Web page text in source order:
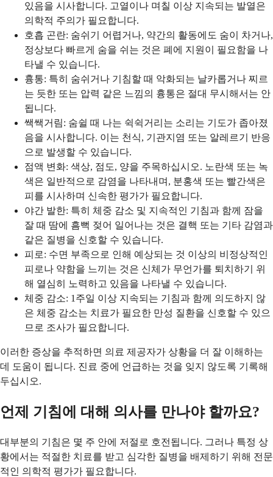
있음을 시사합니다. 고열이나 며칠 이상 지속되는 발열은
의학적 주의가 필요합니다.
호흡 곤란: 숨쉬기 어렵거나, 약간의 활동에도 숨이 차거나,
정상보다 빠르게 숨을 쉬는 것은 폐에 지원이 필요함을 나
타낼 수 있습니다.
흉통: 특히 숨쉬거나 기침할 때 악화되는 날카롭거나 찌르
는 듯한 또는 압력 같은 느낌의 흉통은 절대 무시해서는 안
됩니다.
쌕쌕거림: 숨쉴 때 나는 쉭쉭거리는 소리는 기도가 좁아졌
음을 시사합니다. 이는 천식, 기관지염 또는 알레르기 반응
으로 발생할 수 있습니다.
점액 변화: 색상, 점도, 양을 주목하십시오. 노란색 또는 녹
색은 일반적으로 감염을 나타내며, 분홍색 또는 빨간색은
피를 시사하며 신속한 평가가 필요합니다.
야간 발한: 특히 체중 감소 및 지속적인 기침과 함께 잠을
잘 때 땀에 흠뻑 젖어 일어나는 것은 결핵 또는 기타 감염과
같은 질병을 신호할 수 있습니다.
피로: 수면 부족으로 인해 예상되는 것 이상의 비정상적인
피로나 약함을 느끼는 것은 신체가 무언가를 퇴치하기 위
해 열심히 노력하고 있음을 나타낼 수 있습니다.
체중 감소: 1주일 이상 지속되는 기침과 함께 의도하지 않
은 체중 감소는 치료가 필요한 만성 질환을 신호할 수 있으
므로 조사가 필요합니다.
이러한 증상을 추적하면 의료 제공자가 상황을 더 잘 이해하는
데 도움이 됩니다. 진료 중에 언급하는 것을 잊지 않도록 기록해
두십시오.
언제 기침에 대해 의사를 만나야 할까요?
대부분의 기침은 몇 주 안에 저절로 호전됩니다. 그러나 특정 상
황에서는 적절한 치료를 받고 심각한 질병을 배제하기 위해 전문
적인 의학적 평가가 필요합니다.